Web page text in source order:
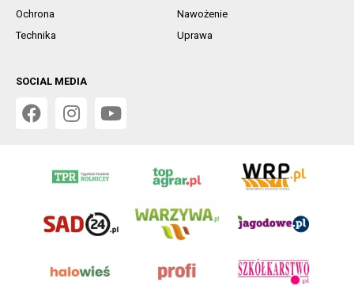
Ochrona
Nawożenie
Technika
Uprawa
SOCIAL MEDIA